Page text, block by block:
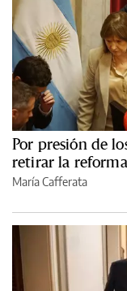
Por presión de
retirar la
María Cafferata